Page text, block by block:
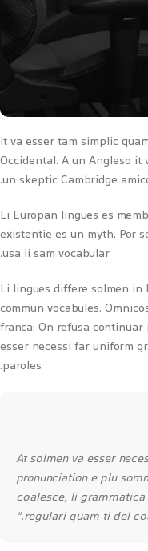
It va esser tam simplic
Occidental. A un Angleso
un skeptic Cambridge
Li Europan lingues es
existentie es un myth. Por
usa li sam vocabular.
Li lingues differe solmen
commun vocabules.
franca: On refusa continuar
esser necessi far uniform
paroles.
“At solmen va esser
pronunciation e plu
coalesce, li
regulari quam ti del